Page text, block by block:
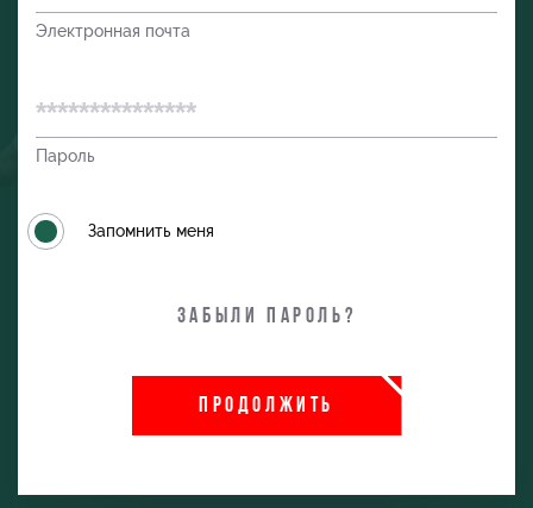
Электронная почта
Пароль
Запомнить меня
Забыли пароль?
ПРОДОЛЖИТЬ